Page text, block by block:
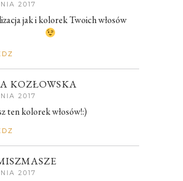
2017
jak i kolorek Twoich włosów
KOZŁOWSKA
2017
ten kolorek włosów!:)
2017